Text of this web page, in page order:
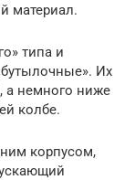
материал.
типа и
Их
а немного ниже
колбе.
корпусом,